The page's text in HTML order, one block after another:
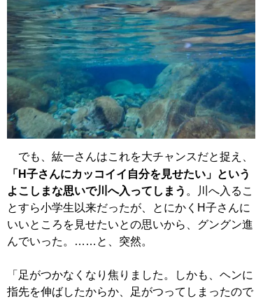
でも、紘一さんはこれを大チャンスだと捉え、
「H子さんにカッコイイ自分を見せたい」という
よこしまな思いで川へ入ってしまう 。川へ入るこ
とすら小学生以来だったが、とにかくH子さんに
いいところを見せたいとの思いから、グングン進
んでいった。……と、突然。
「足がつかなくなり焦りました。しかも、ヘンに
指先を伸ばしたからか、足がつってしまったので